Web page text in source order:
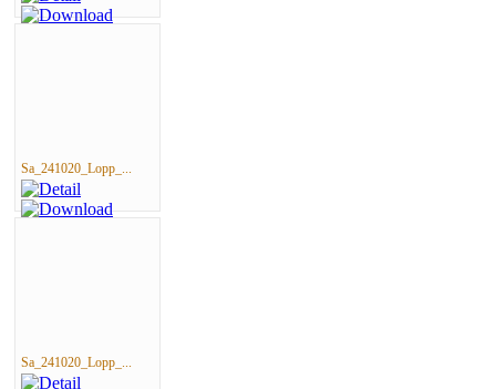
Sa_241020_Lopp_...
Sa_241020_Lopp_...